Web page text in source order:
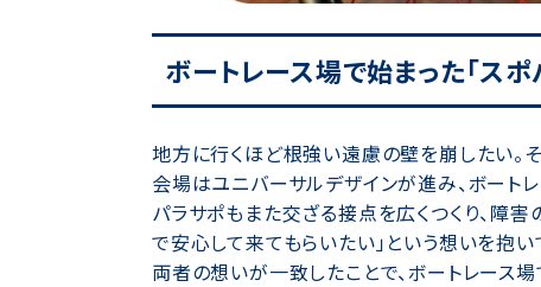
ボートレース場で始まった「スポ
地方に行くほど根強い遠慮の壁を崩したい。
会場はユニバーサルデザインが進み、ボート
パラサポもまた交ざる接点を広くつくり、障
で安心して来てもらいたい」という想いを抱い
両者の想いが一致したことで、ボートレース